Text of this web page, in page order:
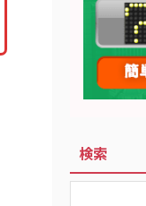
検索